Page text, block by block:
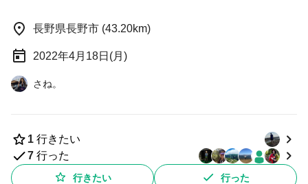
長野県長野市 (43.20km)
2022年4月18日(月)
さね。
1 行きたい
7 行った
行きたい 行った